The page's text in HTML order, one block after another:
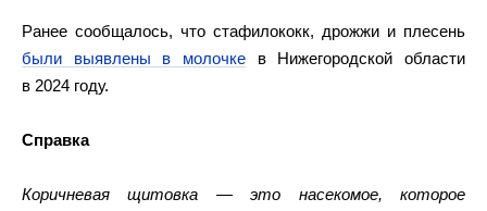
Ранее сообщалось, что стафилококк, дрожжи и плесень
были выявлены в молочке в Нижегородской области
в 2024 году.
Справка
Коричневая щитовка — это насекомое, которое